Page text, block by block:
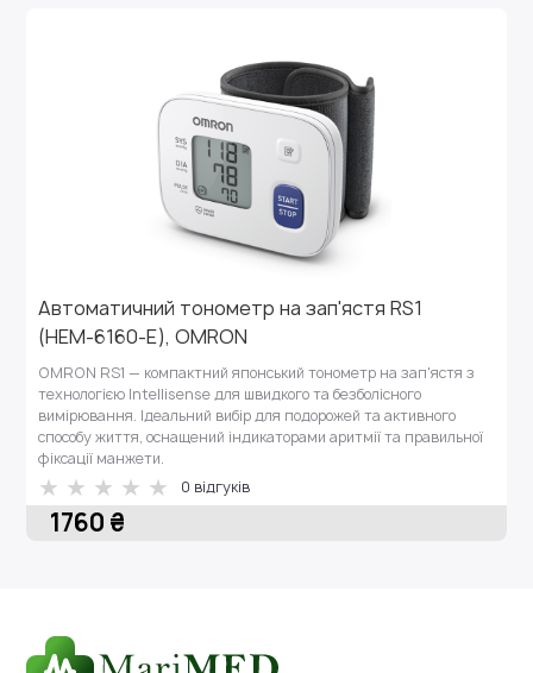
Автоматичний тонометр на зап'ястя RS1
(НЕМ-6160-E), OMRON
OMRON RS1 — компактний японський тонометр на зап'ястя з
технологією Intellisense для швидкого та безболісного
вимірювання. Ідеальний вибір для подорожей та активного
способу життя, оснащений індикаторами аритмії та правильної
фіксації манжети.
0 відгуків
1760 ₴